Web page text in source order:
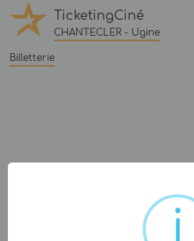
TicketingCiné
CHANTECLER - Ugine
Billetterie